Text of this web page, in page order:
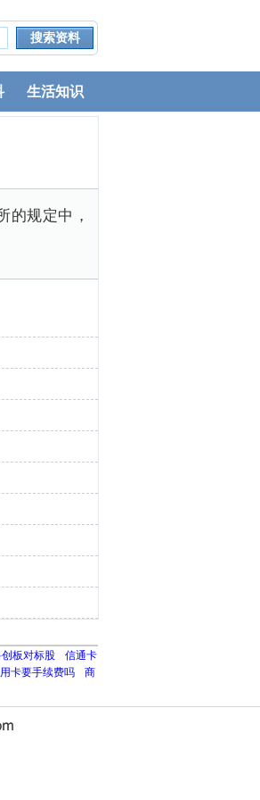
生活知识
的规定中，
板对标股
信通卡
卡要手续费吗
商